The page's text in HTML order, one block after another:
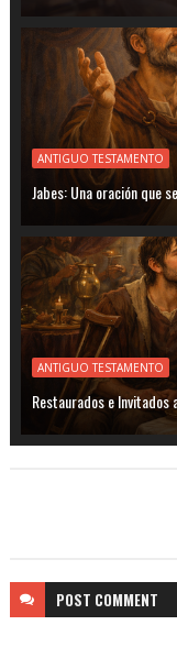
ANTIGUO TESTAMENTO
Jabes: Una oración que
ANTIGUO TESTAMENTO
Restaurados e Invitados
POST COMMENT